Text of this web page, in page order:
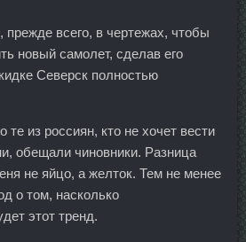
прежде всего, в чертежах, чтобы
новый самолет, сделав его
Северск полностью
те из россиян, кто не хочет вести
обещали чиновники. Разница
не яйцо, а желток. Тем не менее
о том, насколько
этот тренд.